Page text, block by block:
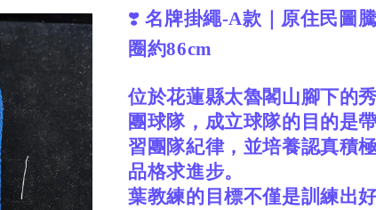
❣️ 名牌掛繩-A款｜原住民圖
圈約86cm
位於花蓮縣太魯閣山腳下的
團球隊，成立球隊的目的是
習團隊紀律，並培養認真積
品格求進步。
葉教練的目標不僅是訓練出